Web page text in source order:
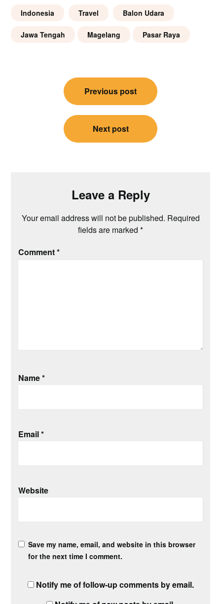
Indonesia Travel Balon Udara
Jawa Tengah Magelang Pasar Raya
navigation
Previous post
Next post
Leave a Reply
Your email address will not be published. Required
fields are marked *
Comment*
Name*
Email*
Website
Save my name, email, and website in this browser
for the next time I comment.
Notify me of follow-up comments by email.